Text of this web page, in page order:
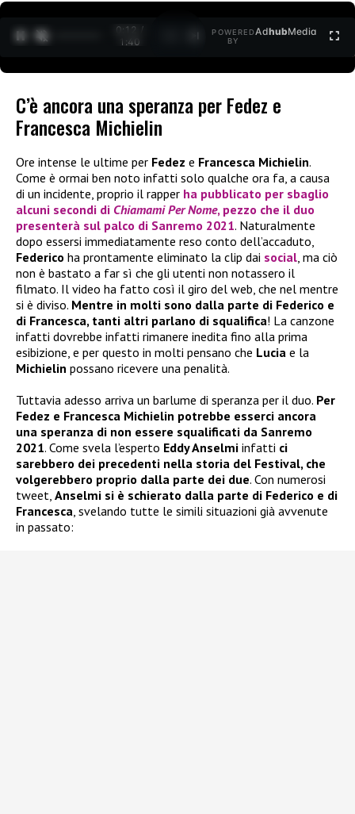
0:12 /
1:40
POWERED
BY
AdhubMedia
C’è ancora una speranza per Fedez e
Francesca Michielin
Ore intense le ultime per Fedez e Francesca Michielin.
Come è ormai ben noto infatti solo qualche ora fa, a causa
di un incidente, proprio il rapper ha pubblicato per sbaglio
alcuni secondi di Chiamami Per Nome, pezzo che il duo
presenterà sul palco di Sanremo 2021. Naturalmente
dopo essersi immediatamente reso conto dell’accaduto,
Federico ha prontamente eliminato la clip dai social, ma ciò
non è bastato a far sì che gli utenti non notassero il
filmato. Il video ha fatto così il giro del web, che nel mentre
si è diviso. Mentre in molti sono dalla parte di Federico e
di Francesca, tanti altri parlano di squalifica! La canzone
infatti dovrebbe infatti rimanere inedita fino alla prima
esibizione, e per questo in molti pensano che Lucia e la
Michielin possano ricevere una penalità.
Tuttavia adesso arriva un barlume di speranza per il duo. Per
Fedez e Francesca Michielin potrebbe esserci ancora
una speranza di non essere squalificati da Sanremo
2021. Come svela l’esperto Eddy Anselmi infatti ci
sarebbero dei precedenti nella storia del Festival, che
volgerebbero proprio dalla parte dei due. Con numerosi
tweet, Anselmi si è schierato dalla parte di Federico e di
Francesca, svelando tutte le simili situazioni già avvenute
in passato: